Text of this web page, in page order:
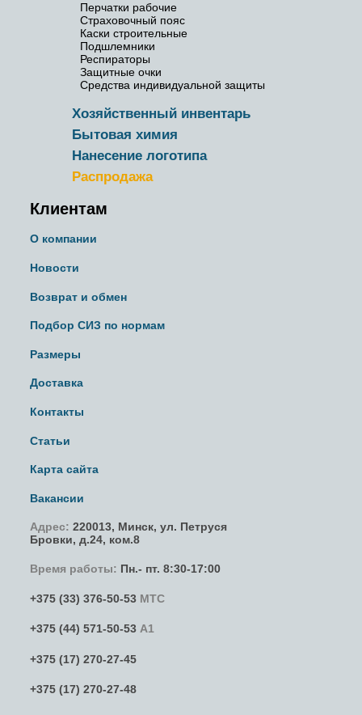
Перчатки рабочие
Страховочный пояс
Каски строительные
Подшлемники
Респираторы
Защитные очки
Средства индивидуальной защиты
Хозяйственный инвентарь
Бытовая химия
Нанесение логотипа
Распродажа
Клиентам
О компании
Новости
Возврат и обмен
Подбор СИЗ по нормам
Размеры
Доставка
Контакты
Статьи
Карта сайта
Вакансии
Адрес: 220013, Минск, ул. Петруся
Бровки, д.24, ком.8
Время работы: Пн.- пт. 8:30-17:00
+375 (33) 376-50-53 МТС
+375 (44) 571-50-53 А1
+375 (17) 270-27-45
+375 (17) 270-27-48